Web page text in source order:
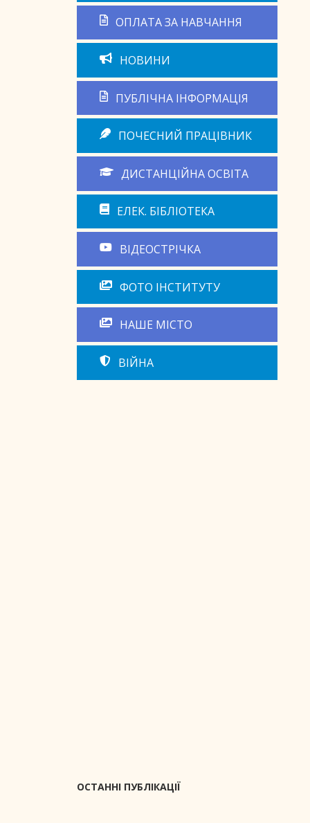
ОПЛАТА ЗА НАВЧАННЯ
НОВИНИ
ПУБЛІЧНА ІНФОРМАЦІЯ
ПОЧЕСНИЙ ПРАЦІВНИК
ДИСТАНЦІЙНА ОСВІТА
ЕЛЕК. БІБЛІОТЕКА
ВІДЕОСТРІЧКА
ФОТО ІНСТИТУТУ
НАШЕ МІСТО
ВІЙНА
ОСТАННІ ПУБЛІКАЦІЇ